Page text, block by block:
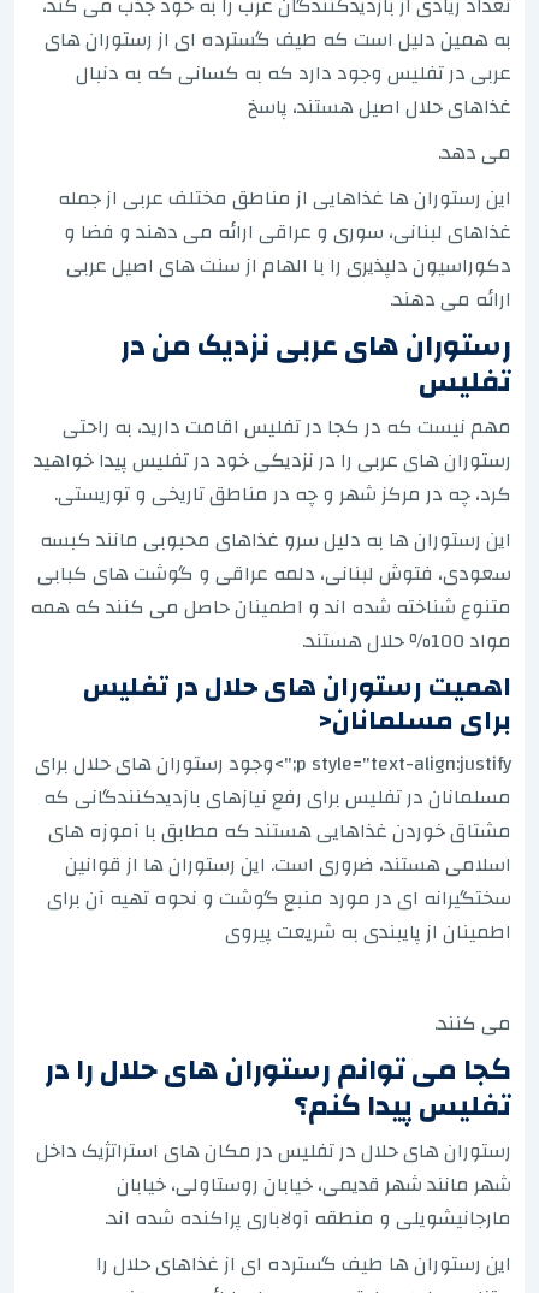
به همین دلیل است که طیف گسترده ای از رستوران های
عربی در تفلیس وجود دارد که به کسانی که به دنبال
غذاهای حلال اصیل هستند، پاسخ
می دهد.
این رستوران ها غذاهایی از مناطق مختلف عربی از جمله
غذاهای لبنانی، سوری و عراقی ارائه می دهند و فضا و
دکوراسیون دلپذیری را با الهام از سنت های اصیل عربی
ارائه می دهند.
رستوران های عربی نزدیک من در
تفلیس
مهم نیست که در کجا در تفلیس اقامت دارید، به راحتی
رستوران های عربی را در نزدیکی خود در تفلیس پیدا خواهید
کرد، چه در مرکز شهر و چه در مناطق تاریخی و توریستی.
این رستوران ها به دلیل سرو غذاهای محبوبی مانند کبسه
سعودی، فتوش لبنانی، دلمه عراقی و گوشت های کبابی
متنوع شناخته شده اند و اطمینان حاصل می کنند که همه
مواد 100٪ حلال هستند.
اهمیت رستوران های حلال در تفلیس
برای مسلمانان<
p style="text-align:justify;">وجود رستوران های حلال برای
مسلمانان در تفلیس برای رفع نیازهای بازدیدکنندگانی که
مشتاق خوردن غذاهایی هستند که مطابق با آموزه های
اسلامی هستند، ضروری است. این رستوران ها از قوانین
سختگیرانه ای در مورد منبع گوشت و نحوه تهیه آن برای
اطمینان از پایبندی به شریعت پیروی
می کنند.
کجا می توانم رستوران های حلال را در
تفلیس پیدا کنم؟
رستوران های حلال در تفلیس در مکان های استراتژیک داخل
شهر مانند شهر قدیمی، خیابان روستاولی، خیابان
مارجانیشویلی و منطقه آولاباری پراکنده شده اند.
این رستوران ها طیف گسترده ای از غذاهای حلال را